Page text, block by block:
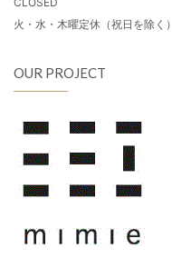
火・水・木曜定休（祝日を除く）
OUR PROJECT